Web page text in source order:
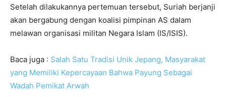
Setelah dilakukannya pertemuan tersebut, Suriah berjanji
akan bergabung dengan koalisi pimpinan AS dalam
melawan organisasi militan Negara Islam (IS/ISIS).
Baca juga : Salah Satu Tradisi Unik Jepang, Masyarakat
yang Memiliki Kepercayaan Bahwa Payung Sebagai
Wadah Pemikat Arwah